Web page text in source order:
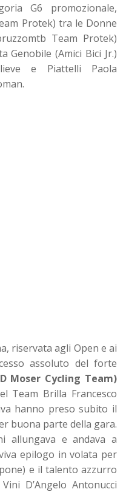
G6 promozionale,
Protek) tra le Donne
Team Protek)
Genobile (Amici Bici Jr.)
e Piattelli Paola
riservata agli Open e ai
assoluto del forte
Moser Cycling Team)
Team Brilla Francesco
hanno preso subito il
buona parte della gara.
allungava e andava a
epilogo in volata per
e il talento azzurro
D’Angelo Antonucci